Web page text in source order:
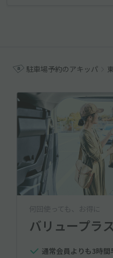
駐車場予約のアキッパ
何回使っても、お得に
バリュープラス
通常会員よりも3時